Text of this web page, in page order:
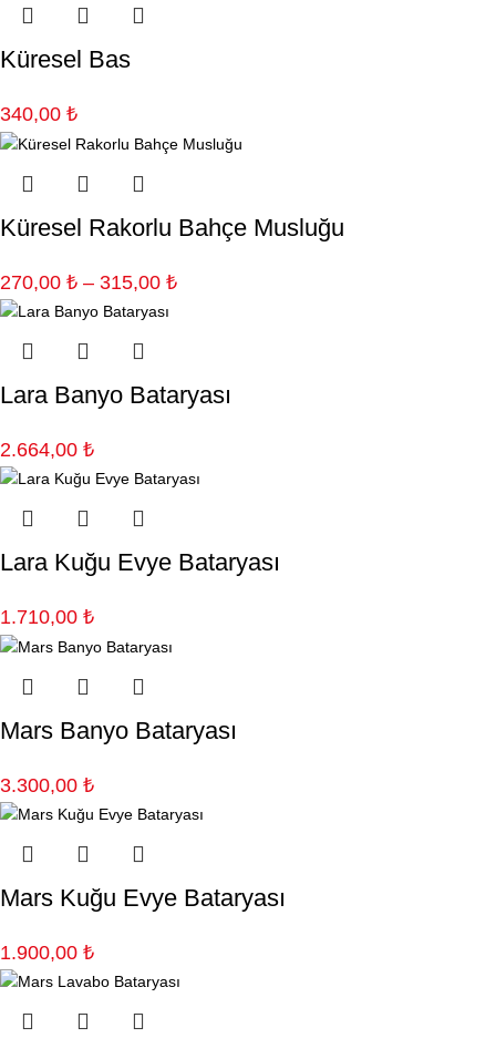
Küresel Bas
340,00 ₺
Küresel Rakorlu Bahçe Musluğu
270,00 ₺ – 315,00 ₺
Lara Banyo Bataryası
2.664,00 ₺
Lara Kuğu Evye Bataryası
1.710,00 ₺
Mars Banyo Bataryası
3.300,00 ₺
Mars Kuğu Evye Bataryası
1.900,00 ₺